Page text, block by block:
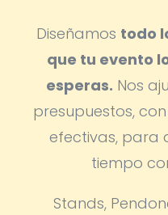
Diseñamos todo
que tu evento
esperas. Nos
presupuestos,
efectivas, para
tiempo
Stands,